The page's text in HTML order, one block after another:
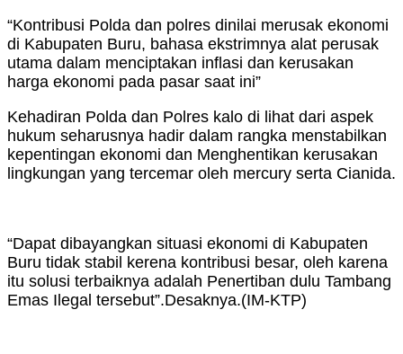
“Kontribusi Polda dan polres dinilai merusak ekonomi
di Kabupaten Buru, bahasa ekstrimnya alat perusak
utama dalam menciptakan inflasi dan kerusakan
harga ekonomi pada pasar saat ini”
Kehadiran Polda dan Polres kalo di lihat dari aspek
hukum seharusnya hadir dalam rangka menstabilkan
kepentingan ekonomi dan Menghentikan kerusakan
lingkungan yang tercemar oleh mercury serta Cianida.
“Dapat dibayangkan situasi ekonomi di Kabupaten
Buru tidak stabil kerena kontribusi besar, oleh karena
itu solusi terbaiknya adalah Penertiban dulu Tambang
Emas Ilegal tersebut”.Desaknya.(IM-KTP)